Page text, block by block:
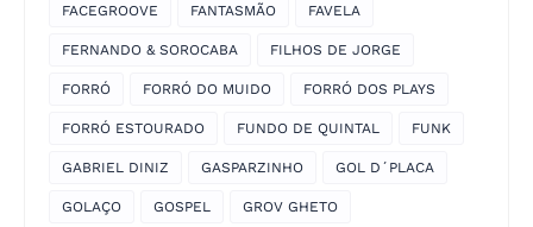
FACEGROOVE FANTASMÃO FAVELA
FERNANDO & SOROCABA FILHOS DE JORGE
FORRÓ FORRÓ DO MUIDO FORRÓ DOS PLAYS
FORRÓ ESTOURADO FUNDO DE QUINTAL FUNK
GABRIEL DINIZ GASPARZINHO GOL D´PLACA
GOLAÇO GOSPEL GROV GHETO